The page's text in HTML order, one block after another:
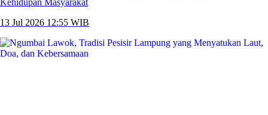
Kehidupan Masyarakat
13 Jul 2026 12:55 WIB